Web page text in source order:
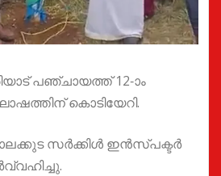
പഞ്ചായത്ത് 12-ാം
കൊടിയേറി.
സർക്കിൾ ഇൻസ്പക്ടർ